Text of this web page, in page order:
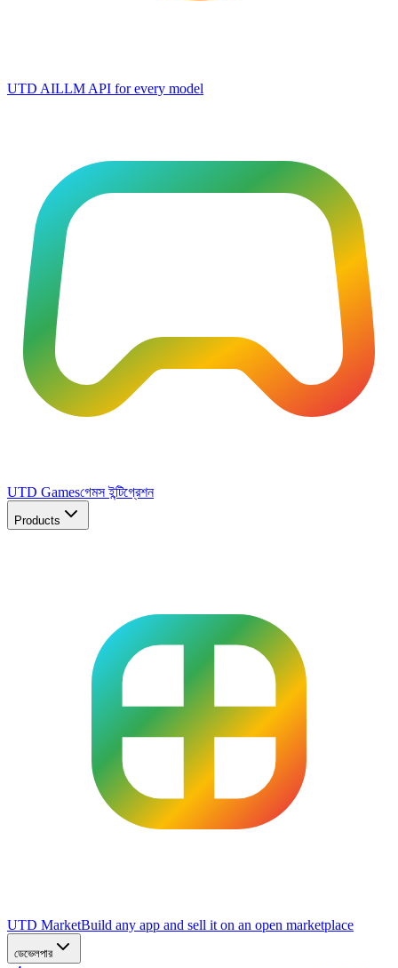
UTD AILLM API for every model
UTD Gamesগেমস ইন্টিগ্রেশন
Products
UTD MarketBuild any app and sell it on an open marketplace
ডেভেলপার